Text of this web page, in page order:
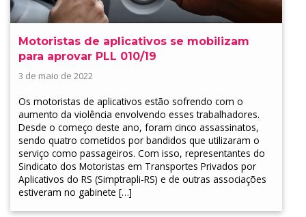
Motoristas de aplicativos se mobilizam
para aprovar PLL 010/19
3 de maio de 2022
Os motoristas de aplicativos estão sofrendo com o
aumento da violência envolvendo esses trabalhadores.
Desde o começo deste ano, foram cinco assassinatos,
sendo quatro cometidos por bandidos que utilizaram o
serviço como passageiros. Com isso, representantes do
Sindicato dos Motoristas em Transportes Privados por
Aplicativos do RS (Simptrapli-RS) e de outras associações
estiveram no gabinete […]